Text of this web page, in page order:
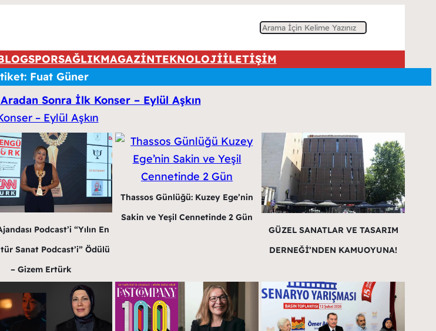
A
a
SPORSAĞLIKMAGAZİNTEKNOLOJİİLETİŞİM
Fuat Güner
Sonra İlk Konser – Eylül Aşkın
Podcast’i “Yılın En
Sanat Podcast’i” Ödülü
– Gizem Ertürk
Thassos Günlüğü: Kuzey Ege’nin
Sakin ve Yeşil Cennetinde 2 Gün
GÜZEL SANATLAR VE TASARIM
DERNEĞİ’NDEN KAMUOYUNA!